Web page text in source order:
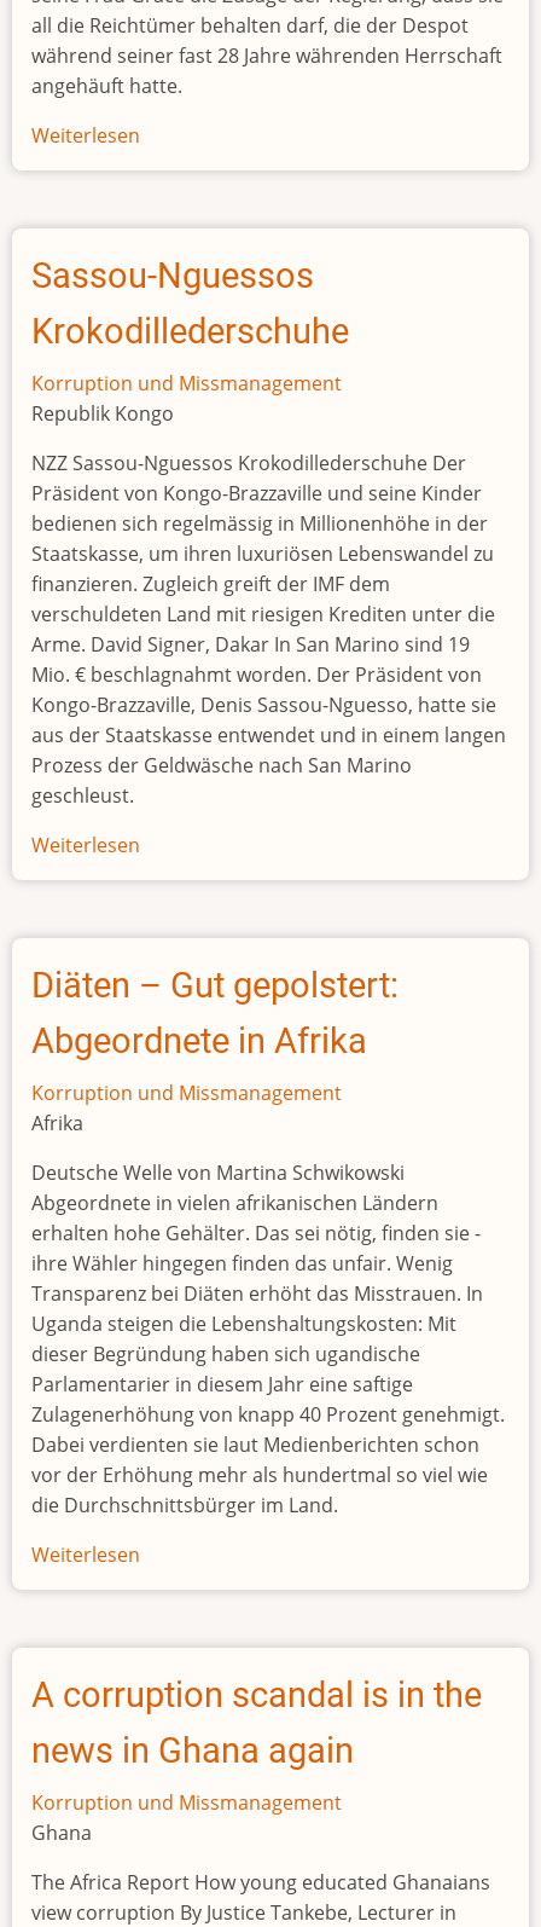
all die Reichtümer behalten darf, die der Despot
während seiner fast 28 Jahre währenden Herrschaft
angehäuft hatte.
Weiterlesen
Mugabes
darf
angehäufte
Reichtümer
behalten
Sassou-Nguessos
Krokodillederschuhe
Korruption und Missmanagement
Republik Kongo
NZZ Sassou-Nguessos Krokodillederschuhe Der
Präsident von Kongo-Brazzaville und seine Kinder
bedienen sich regelmässig in Millionenhöhe in der
Staatskasse, um ihren luxuriösen Lebenswandel zu
finanzieren. Zugleich greift der IMF dem
verschuldeten Land mit riesigen Krediten unter die
Arme. David Signer, Dakar In San Marino sind 19
Mio. € beschlagnahmt worden. Der Präsident von
Kongo-Brazzaville, Denis Sassou-Nguesso, hatte sie
aus der Staatskasse entwendet und in einem langen
Prozess der Geldwäsche nach San Marino
geschleust.
Weiterlesen
Sassou-
Krokodillederschuhe
Diäten – Gut gepolstert:
Abgeordnete in Afrika
Korruption und Missmanagement
Afrika
Deutsche Welle von Martina Schwikowski
Abgeordnete in vielen afrikanischen Ländern
erhalten hohe Gehälter. Das sei nötig, finden sie -
ihre Wähler hingegen finden das unfair. Wenig
Transparenz bei Diäten erhöht das Misstrauen. In
Uganda steigen die Lebenshaltungskosten: Mit
dieser Begründung haben sich ugandische
Parlamentarier in diesem Jahr eine saftige
Zulagenerhöhung von knapp 40 Prozent genehmigt.
Dabei verdienten sie laut Medienberichten schon
vor der Erhöhung mehr als hundertmal so viel wie
die Durchschnittsbürger im Land.
Weiterlesen
Diäten
Gut
gepolstert:
Abgeordnete
Afrika
A corruption scandal is in the
news in Ghana again
Korruption und Missmanagement
Ghana
The Africa Report How young educated Ghanaians
view corruption By Justice Tankebe, Lecturer in